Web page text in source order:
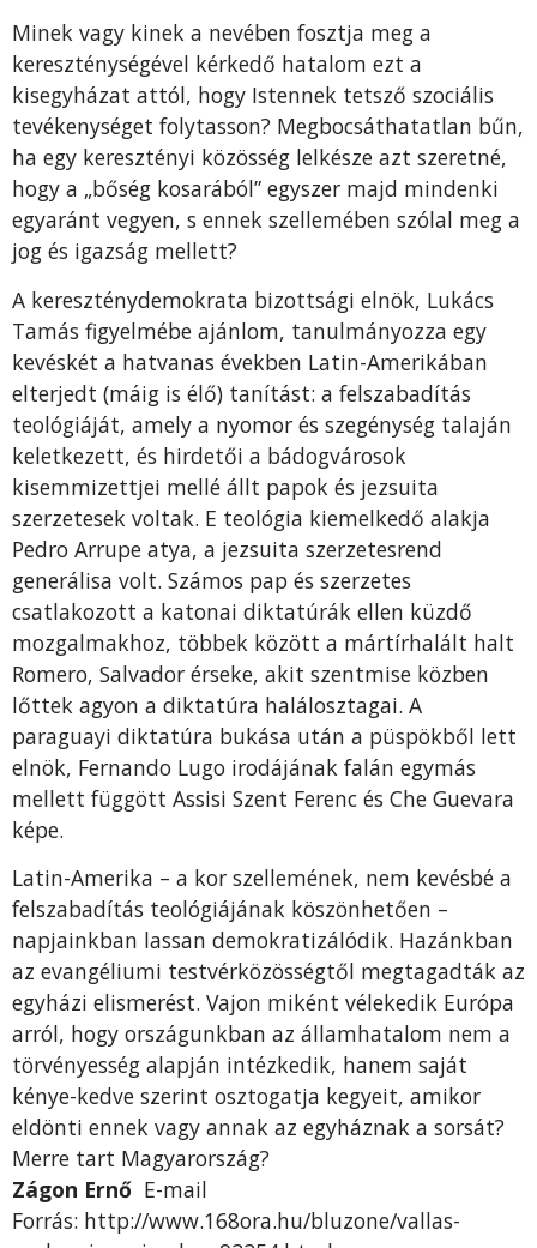
Minek vagy kinek a nevében fosztja meg a
kereszténységével kérkedő hatalom ezt a
kisegyházat attól, hogy Istennek tetsző szociális
tevékenységet folytasson? Megbocsáthatatlan bűn,
ha egy keresztényi közösség lelkésze azt szeretné,
hogy a „bőség kosarából” egyszer majd mindenki
egyaránt vegyen, s ennek szellemében szólal meg a
jog és igazság mellett?
A kereszténydemokrata bizottsági elnök, Lukács
Tamás figyelmébe ajánlom, tanulmányozza egy
kevéskét a hatvanas években Latin-Amerikában
elterjedt (máig is élő) tanítást: a felszabadítás
teológiáját, amely a nyomor és szegénység talaján
keletkezett, és hirdetői a bádogvárosok
kisemmizettjei mellé állt papok és jezsuita
szerzetesek voltak. E teológia kiemelkedő alakja
Pedro Arrupe atya, a jezsuita szerzetesrend
generálisa volt. Számos pap és szerzetes
csatlakozott a katonai diktatúrák ellen küzdő
mozgalmakhoz, többek között a mártírhalált halt
Romero, Salvador érseke, akit szentmise közben
lőttek agyon a diktatúra halálosztagai. A
paraguayi diktatúra bukása után a püspökből lett
elnök, Fernando Lugo irodájának falán egymás
mellett függött Assisi Szent Ferenc és Che Guevara
képe.
Latin-Amerika – a kor szellemének, nem kevésbé a
felszabadítás teológiájának köszönhetően –
napjainkban lassan demokratizálódik. Hazánkban
az evangéliumi testvérközösségtől megtagadták az
egyházi elismerést. Vajon miként vélekedik Európa
arról, hogy országunkban az államhatalom nem a
törvényesség alapján intézkedik, hanem saját
kénye-kedve szerint osztogatja kegyeit, amikor
eldönti ennek vagy annak az egyháznak a sorsát?
Merre tart Magyarország?
Zágon Ernő E-mail
Forrás: http://www.168ora.hu/bluzone/vallas-